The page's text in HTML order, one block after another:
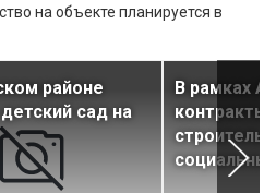
на объекте планируется в
районе
сад на
В рамках
контракты